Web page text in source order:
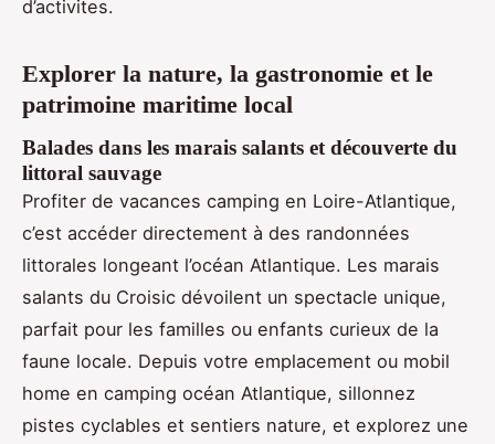
d’activites.
Explorer la nature, la gastronomie et le
patrimoine maritime local
Balades dans les marais salants et découverte du
littoral sauvage
Profiter de vacances camping en Loire-Atlantique,
c’est accéder directement à des randonnées
littorales longeant l’océan Atlantique. Les marais
salants du Croisic dévoilent un spectacle unique,
parfait pour les familles ou enfants curieux de la
faune locale. Depuis votre emplacement ou mobil
home en camping océan Atlantique, sillonnez
pistes cyclables et sentiers nature, et explorez une